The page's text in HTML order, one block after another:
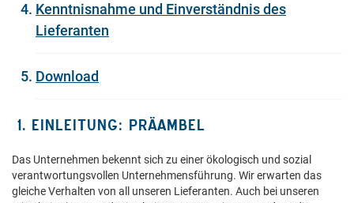
Kenntnisnahme und Einverständnis des
Lieferanten
Download
1. EINLEITUNG: PRÄAMBEL
Das Unternehmen bekennt sich zu einer ökologisch und sozial
verantwortungsvollen Unternehmensführung. Wir erwarten das
gleiche Verhalten von all unseren Lieferanten. Auch bei unseren